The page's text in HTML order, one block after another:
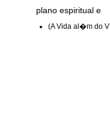
plano espiritual e
(A Vida al�m do